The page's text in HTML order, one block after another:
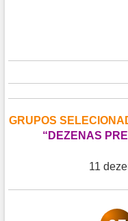
GRUPOS
“DEZENAS
11